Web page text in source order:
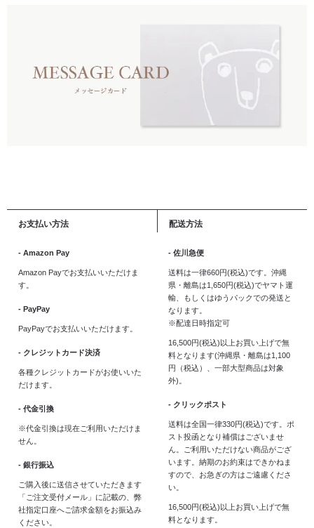
お支払い方法
- Amazon Pay
Amazon Payでお支払いいただけま
す。
- PayPay
PayPayでお支払いいただけます。
- クレジットカード決済
各種クレジットカードがお使いいた
だけます。
- 代金引換
※代金引換は現在ご利用いただけま
せん。
- 銀行振込
ご購入後に送信させていただきます
「ご注文受付メール」に記載の、弊
社指定口座へご請求金額をお振込み
ください。
配送方法
- 佐川急便
送料は一律660円(税込)です。沖縄
県・離島は1,650円(税込)でヤマト運
輸、もしくはゆうパックでの発送と
なります。
※配達日時指定可
16,500円(税込)以上お買い上げで無
料となります(沖縄県・離島は1,100
円（税込）、一部大型商品は対象
外)。
- クリックポスト
送料は全国一律330円(税込)です。ポ
スト投函となり補償はございませ
ん。ご利用いただけない商品がござ
います。納期のお約束はできかねま
すので、お急ぎの方はご遠慮くださ
い。
16,500円(税込)以上お買い上げで無
料となります。